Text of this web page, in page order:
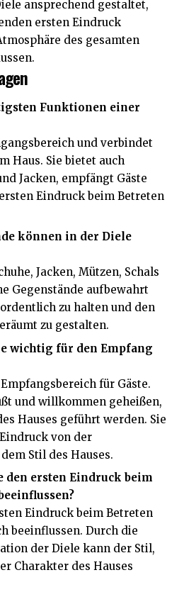
ansprechend gestaltet,
ersten Eindruck
des gesamten
Funktionen einer
und verbindet
Haus. Sie bietet auch
Jacken, empfängt Gäste
Eindruck beim Betreten
können in der Diele
Jacken, Mützen, Schals
Gegenstände aufbewahrt
zu halten und den
zu gestalten.
wichtig für den Empfang
für Gäste.
und willkommen geheißen,
Hauses geführt werden. Sie
von der
Stil des Hauses.
den ersten Eindruck beim
Eindruck beim Betreten
beeinflussen. Durch die
der Diele kann der Stil,
Charakter des Hauses